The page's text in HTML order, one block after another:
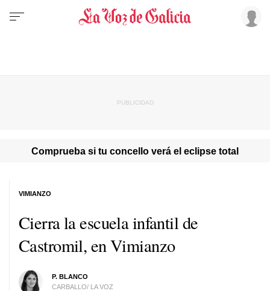
Comprueba si tu concello verá el eclipse total
Cierra la escuela infantil de
Castromil, en Vimianzo
P. BLANCO
CARBALLO/ LA VOZ
VIMIANZO